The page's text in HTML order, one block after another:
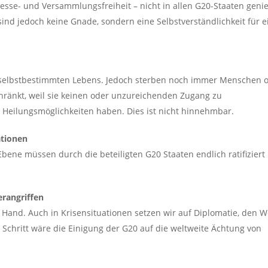
und Versammlungsfreiheit – nicht in allen G20-Staaten
jedoch keine Gnade, sondern eine Selbstverständlichkeit für
Lebens. Jedoch sterben noch immer Menschen
weil sie keinen oder unzureichenden Zugang zu
haben. Dies ist nicht hinnehmbar.
müssen durch die beteiligten G20 Staaten endlich ratifiziert
Auch in Krisensituationen setzen wir auf Diplomatie, den
wäre die Einigung der G20 auf die weltweite Ächtung von